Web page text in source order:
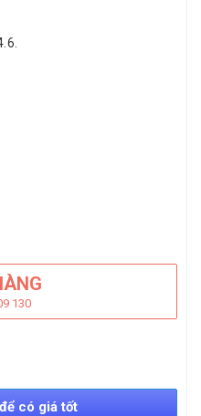
130
có giá tốt